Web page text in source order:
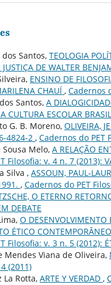
dos Santos, TEOLOGIA
DE WALTER
ENSINO DE
CHAUÍ , Cadernos
Santos, A
CULTURA ESCOLAR
G. B. Moreno, OLIVEIRA,
4824-2 , Cadernos do PET
Melo, A RELAÇÃO
Filosofia: v. 4 n. 7 (2013):
Silva , ASSOUN, PAUL-
, Cadernos do PET
O ETERNO
DEBATE
O DESENVOLVIMENTO
ÉTICO
Filosofia: v. 3 n. 5 (2012):
Mendes Viana de Oliveira,
(2011)
La Rotta, ARTE Y VERDAD ,